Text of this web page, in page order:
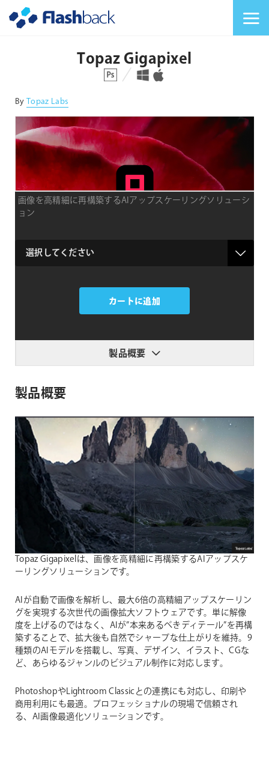
Topaz Gigapixel
対応プラットフォーム 対応OS
By Topaz Labs
画像を高精細に再構築するAIアップスケーリングソリューシ
ョン
product
カートに追加
製品概要
製品概要
Topaz Gigapixelは、画像を高精細に再構築するAIアップスケ
ーリングソリューションです。
AIが自動で画像を解析し、最大6倍の高精細アップスケーリン
グを実現する次世代の画像拡大ソフトウェアです。単に解像
度を上げるのではなく、AIが”本来あるべきディテール”を再構
築することで、拡大後も自然でシャープな仕上がりを維持。9
種類のAIモデルを搭載し、写真、デザイン、イラスト、CGな
ど、あらゆるジャンルのビジュアル制作に対応します。
PhotoshopやLightroom Classicとの連携にも対応し、印刷や
商用利用にも最適。プロフェッショナルの現場で信頼され
る、AI画像最適化ソリューションです。